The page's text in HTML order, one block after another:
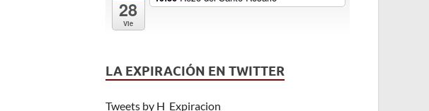
28
Vie
LA EXPIRACIÓN EN TWITTER
Tweets by H_Expiracion